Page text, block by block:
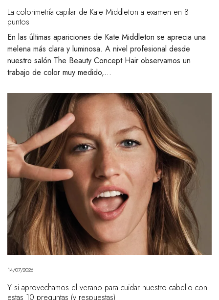
La colorimetría capilar de Kate Middleton a examen en 8
puntos
En las últimas apariciones de Kate Middleton se aprecia una
melena más clara y luminosa. A nivel profesional desde
nuestro salón The Beauty Concept Hair observamos un
trabajo de color muy medido,…
14/07/2026
Y si aprovechamos el verano para cuidar nuestro cabello con
estas 10 preguntas (y respuestas)